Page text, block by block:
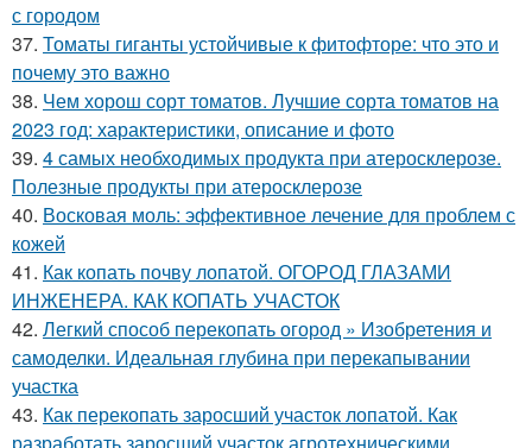
с городом
37. Томаты гиганты устойчивые к фитофторе: что это и
почему это важно
38. Чем хорош сорт томатов. Лучшие сорта томатов на
2023 год: характеристики, описание и фото
39. 4 самых необходимых продукта при атеросклерозе.
Полезные продукты при атеросклерозе
40. Восковая моль: эффективное лечение для проблем с
кожей
41. Как копать почву лопатой. ОГОРОД ГЛАЗАМИ
ИНЖЕНЕРА. КАК КОПАТЬ УЧАСТОК
42. Легкий способ перекопать огород » Изобретения и
самоделки. Идеальная глубина при перекапывании
участка
43. Как перекопать заросший участок лопатой. Как